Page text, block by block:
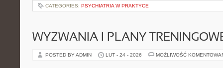
CATEGORIES: PSYCHIATRIA W PRAKTYCE
WYZWANIA I PLANY
POSTED BY ADMIN LUT - 24 - 2026 MOŻLIWOŚĆ